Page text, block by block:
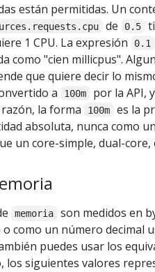
están permitidas. Un
de 0.5
1 CPU. La expresión
0.1
como "cien millicpus".
que quiere decir lo
a 100m
por la API,
la forma 100m
es la
absoluta, nunca como
un core-simple, dual-core,
memoria
son medidos en
como un número decimal
puedes usar los
los siguientes valores